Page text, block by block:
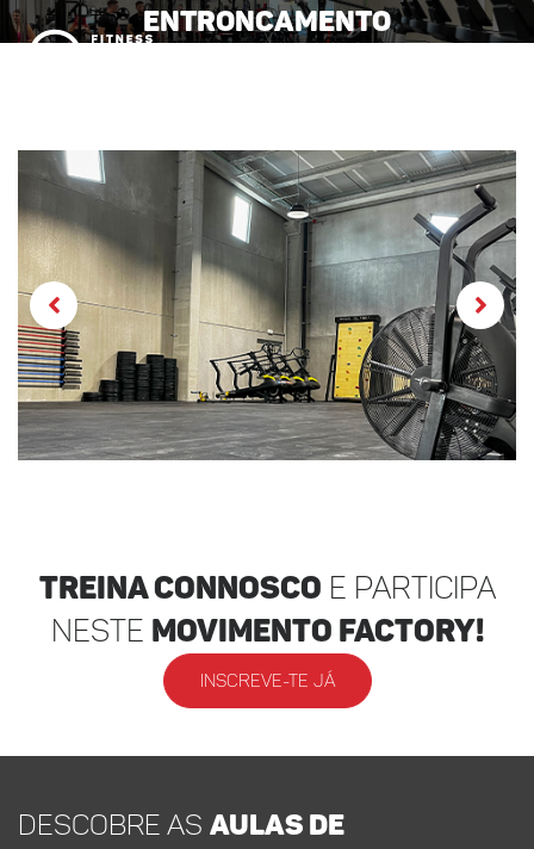
Entroncamento
Treina Connosco e participa
neste movimento factory!
INSCREVE-TE JÁ
DESCOBRE AS AULAS DE